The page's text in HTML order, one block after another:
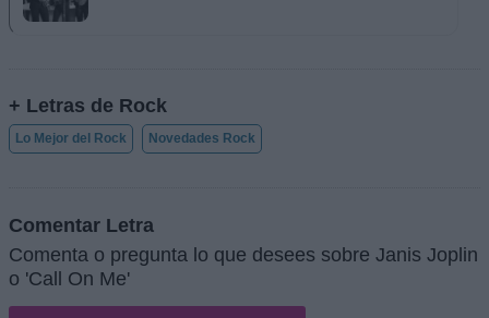
+ Letras de Rock
Lo Mejor del Rock Novedades Rock
Comentar Letra
Comenta o pregunta lo que desees sobre Janis Joplin
o 'Call On Me'